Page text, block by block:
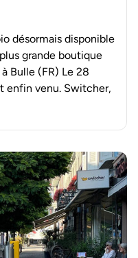
désormais disponible
grande boutique
Bulle (FR) Le 28
enfin venu. Switcher,